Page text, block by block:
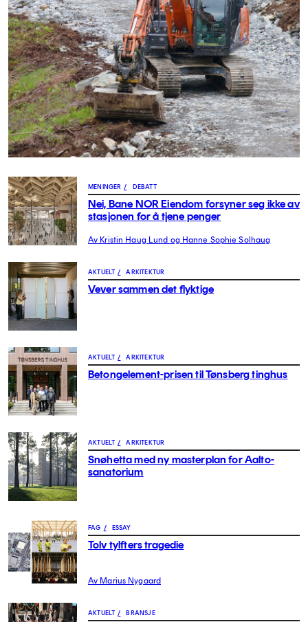
MENINGER / DEBATT
Nei, Bane NOR Eiendom forsyner seg ikke av
stasjonen for å tjene penger
Av Kristin Haug Lund og Hanne Sophie Solhaug
AKTUELT / ARKITEKTUR
Vever sammen det flyktige
AKTUELT / ARKITEKTUR
Betongelement-prisen til Tønsberg tinghus
AKTUELT / ARKITEKTUR
Snøhetta med ny masterplan for Aalto-
sanatorium
FAG / ESSAY
Tolv tylfters tragedie
Av Marius Nygaard
AKTUELT / BRANSJE